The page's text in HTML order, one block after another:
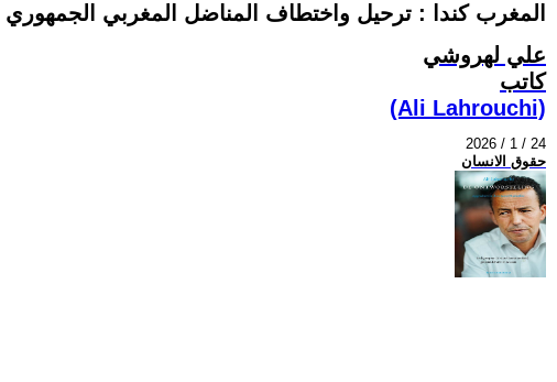
المغرب كندا : ترحيل واختطاف المناضل المغربي
علي لهروشي
كاتب
(Ali Lahrouchi)
2026 / 1 / 24
حقوق الانسان